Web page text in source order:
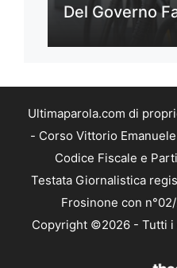
Del Governo
Ultimaparola.com di
- Corso Vittorio
Codice Fiscale e
Testata Giornalistica
Frosinone con
Copyright ©2026 - Tutti